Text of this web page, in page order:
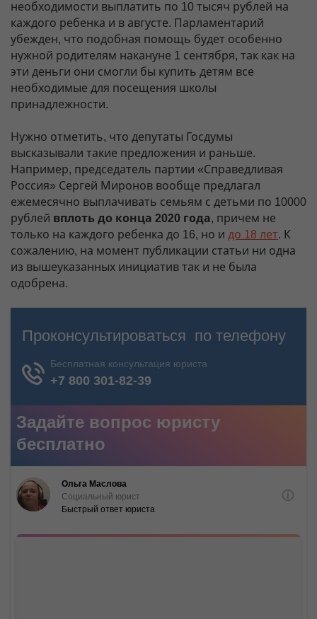
необходимости выплатить по 10 тысяч рублей на
каждого ребенка и в августе. Парламентарий
убежден, что подобная помощь будет особенно
нужной родителям накануне 1 сентября, так как на
эти деньги они смогли бы купить детям все
необходимые для посещения школы
принадлежности.
Нужно отметить, что депутаты Госдумы
высказывали такие предложения и раньше.
Например, председатель партии «Справедливая
Россия» Сергей Миронов вообще предлагал
ежемесячно выплачивать семьям с детьми по 10000
рублей вплоть до конца 2020 года, причем не
только на каждого ребенка до 16, но и до 18 лет. К
сожалению, на момент публикации статьи ни одна
из вышеуказанных инициатив так и не была
одобрена.